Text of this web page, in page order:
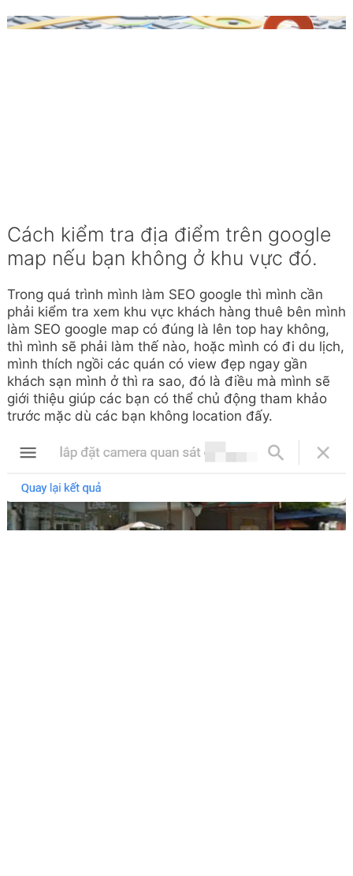
Cách kiểm tra địa điểm trên google
map nếu bạn không ở khu vực đó.
Trong quá trình mình làm SEO google thì mình cần
phải kiểm tra xem khu vực khách hàng thuê bên mình
làm SEO google map có đúng là lên top hay không,
thì mình sẽ phải làm thế nào, hoặc mình có đi du lịch,
mình thích ngồi các quán có view đẹp ngay gần
khách sạn mình ở thì ra sao, đó là điều mà mình sẽ
giới thiệu giúp các bạn có thể chủ động tham khảo
trước mặc dù các bạn không location đấy.